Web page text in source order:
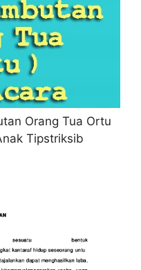
Orang Tua Ortu
Tipstriksib